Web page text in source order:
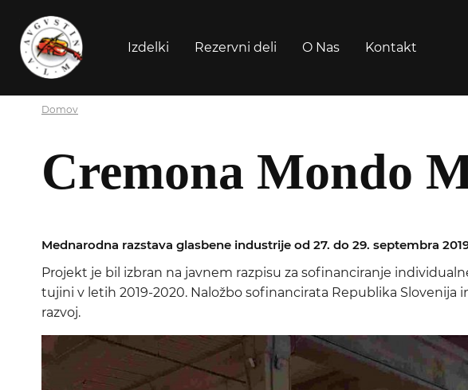
Izdelki Rezervni deli O Nas Kontakt
Domov
Cremona Mondo
Mednarodna razstava glasbene industrije od 27. do 29. septembra
Projekt je bil izbran na javnem razpisu za sofinanciranje
tujini v letih 2019-2020. Naložbo sofinancirata Republika Slovenija
razvoj.